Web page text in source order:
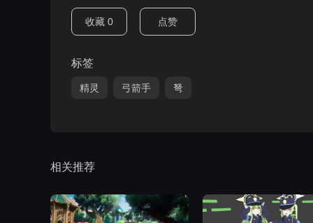
收藏 0 点赞
标签
精灵 弓箭手 弩
相关推荐